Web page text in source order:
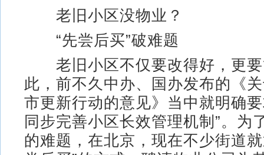
老旧小区没物业？
“先尝后买”破难题
老旧小区不仅要改得好，更要
此，前不久中办、国办发布的《
市更新行动的意见》当中就明确
同步完善小区长效管理机制”。为
的难题，在北京，现在不少街道